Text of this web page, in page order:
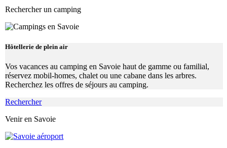
Rechercher un camping
Hôtellerie de plein air
Vos vacances au camping en Savoie haut de gamme ou familial,
réservez mobil-homes, chalet ou une cabane dans les arbres.
Recherchez les offres de séjours au camping.
Rechercher
Venir en Savoie